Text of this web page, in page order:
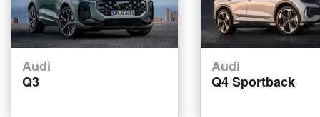
Audi
Q3
Audi
Q4 Sportback